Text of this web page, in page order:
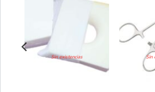
Sin existencias Sin